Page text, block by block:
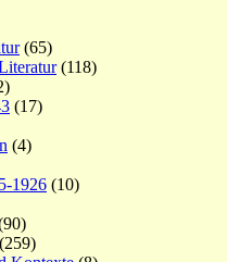
(65)
(118)
(17)
(4)
1926 (10)
(259)